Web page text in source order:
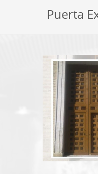
Puerta